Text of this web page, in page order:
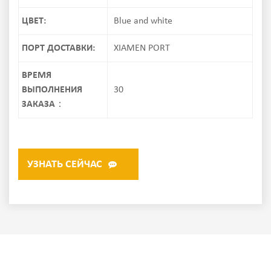
ЦВЕТ: Blue and white
ПОРТ ДОСТАВКИ: XIAMEN PORT
ВРЕМЯ
ВЫПОЛНЕНИЯ
ЗАКАЗА：
30
УЗНАТЬ СЕЙЧАС